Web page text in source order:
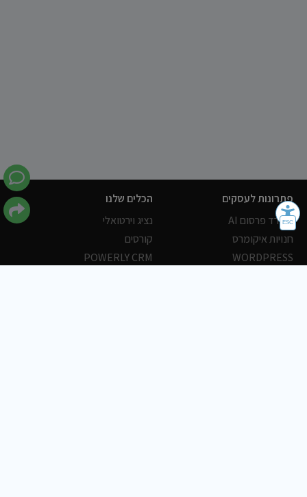
פתרונות לעסקים
משרד פרסום AI
חנויות איקומרס
WORDPRESS
הכלים שלנו
נציג וירטואלי
קורסים
POWERLY CRM